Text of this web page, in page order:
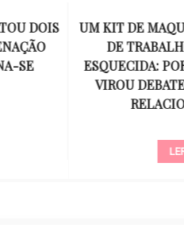
UMA COLEGA
ESPOSA
UM PRESENTE
SOBRE
DE
MAIS